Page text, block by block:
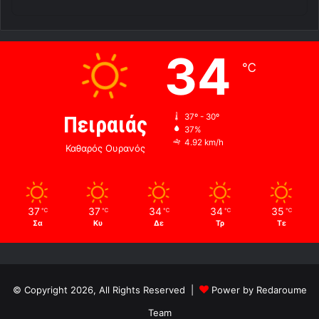
Πειραιάς
Καθαρός Ουρανός
34 ℃
37º - 30º
37%
4.92 km/h
37 ℃
Σα
37 ℃
Κυ
34 ℃
Δε
34 ℃
Τρ
35 ℃
Τε
© Copyright 2026, All Rights Reserved |
Power by Redaroume
Team